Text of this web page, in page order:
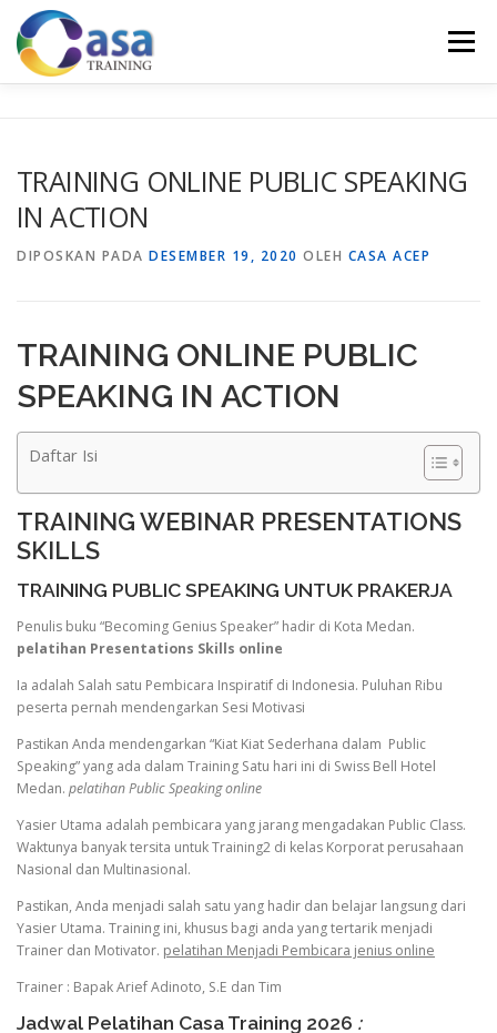
Lompat
konten
Menu
KONTAK KAMI
TRAINING ONLINE PUBLIC SPEAKING
IN ACTION
DIPOSKAN PADA DESEMBER 19, 2020 OLEH CASA ACEP
TRAINING ONLINE PUBLIC
SPEAKING IN ACTION
Daftar Isi
TRAINING WEBINAR PRESENTATIONS
SKILLS
TRAINING PUBLIC SPEAKING UNTUK PRAKERJA
Penulis buku “Becoming Genius Speaker” hadir di Kota Medan.
pelatihan Presentations Skills online
Ia adalah Salah satu Pembicara Inspiratif di Indonesia. Puluhan Ribu
peserta pernah mendengarkan Sesi Motivasi
Pastikan Anda mendengarkan “Kiat Kiat Sederhana dalam Public
Speaking” yang ada dalam Training Satu hari ini di Swiss Bell Hotel
Medan. pelatihan Public Speaking online
Yasier Utama adalah pembicara yang jarang mengadakan Public Class.
Waktunya banyak tersita untuk Training2 di kelas Korporat perusahaan
Nasional dan Multinasional.
Pastikan, Anda menjadi salah satu yang hadir dan belajar langsung dari
Yasier Utama. Training ini, khusus bagi anda yang tertarik menjadi
Trainer dan Motivator. pelatihan Menjadi Pembicara jenius online
Trainer : Bapak Arief Adinoto, S.E dan Tim
Jadwal Pelatihan Casa Training 2026 :